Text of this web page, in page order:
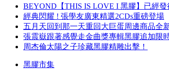
BEYOND【THIS IS LOVE I 黑膠】已經發
經典閃耀 ! 張學友廣東精選2CDs重磅登場
五月天回到那一天重回大巨蛋周邊商品全
張震嶽跟著感覺走金曲獎專輯黑膠追加限
周杰倫太陽之子珍藏黑膠精雕出擊！
黑膠市集